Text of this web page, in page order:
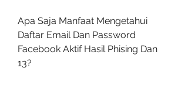
Apa Saja Manfaat Mengetahui
Daftar Email Dan Password
Facebook Aktif Hasil Phising Dan
13?